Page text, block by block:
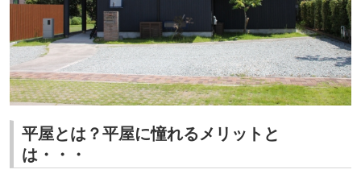
平屋とは？平屋に憧れるメリットと
は・・・